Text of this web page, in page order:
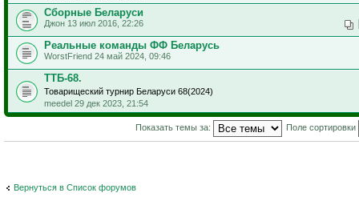
Сборные Беларуси
Джон 13 июл 2016, 22:26
Реальные команды ФФ Беларусь
WorstFriend 24 май 2024, 09:46
ТТБ-68.
Товарищеский турнир Беларуси 68(2024)
meedel 29 дек 2023, 21:54
Показать темы за: Поле сортировки
Вернуться в Список форумов